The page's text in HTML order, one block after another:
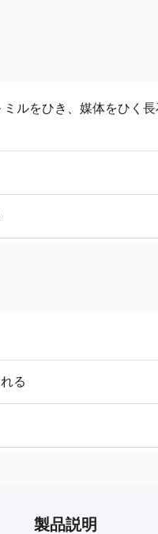
ミルをひき、媒体をひく
る
製品説明